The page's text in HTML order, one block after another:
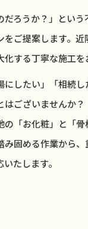
だろうか？」とい
ご提案します。近
する丁寧な施工を
にしたい」「相続し
ございませんか？
「お化粧」と「
固める作業から
たします。